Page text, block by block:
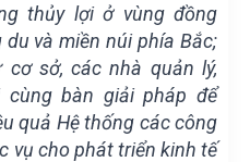
thủy lợi ở vùng đồng
và miền núi phía Bắc;
sở, các nhà quản lý,
cùng bàn giải pháp để
quả Hệ thống các công
vụ cho phát triển kinh tế